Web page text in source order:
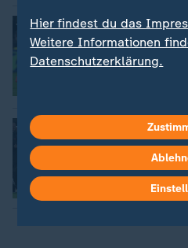
Spielmacher glänzt
:
Musialas
Weg Richtung
Tim-Julian
: Die Bayern
von Oliver Schmidt
5:56
Hier findest du das
Weitere Informationen
Datenschutzerklärung.